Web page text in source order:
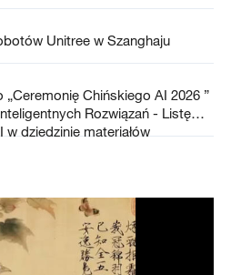
Unitree w Szanghaju
Chińskiego AI 2026 ”
Rozwiązań - Listę
dziedzinie materiałów